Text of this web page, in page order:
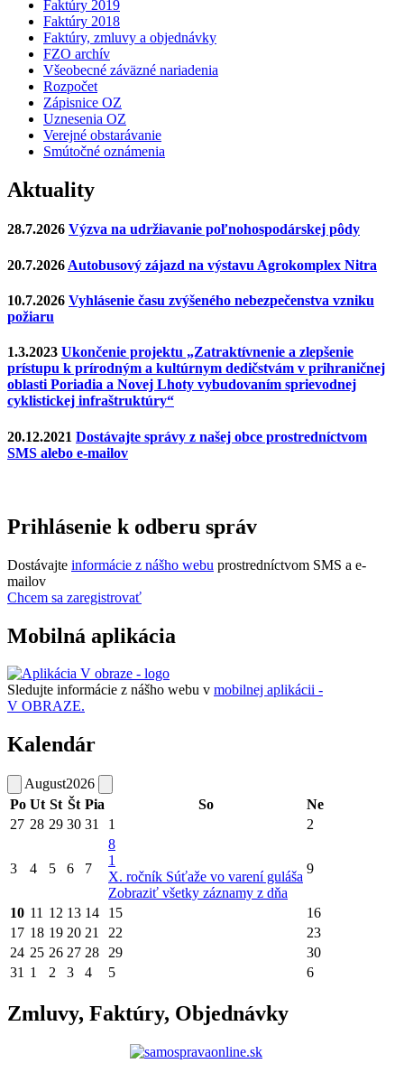
Faktúry 2019
Faktúry 2018
Faktúry, zmluvy a objednávky
FZO archív
Všeobecné záväzné nariadenia
Rozpočet
Zápisnice OZ
Uznesenia OZ
Verejné obstarávanie
Smútočné oznámenia
Aktuality
28.7.2026 Výzva na udržiavanie poľnohospodárskej pôdy
20.7.2026 Autobusový zájazd na výstavu Agrokomplex Nitra
10.7.2026 Vyhlásenie času zvýšeného nebezpečenstva vzniku
požiaru
1.3.2023 Ukončenie projektu „Zatraktívnenie a zlepšenie
prístupu k prírodným a kultúrnym dedičstvám v prihraničnej
oblasti Poriadia a Novej Lhoty vybudovaním sprievodnej
cyklistickej infraštruktúry“
20.12.2021 Dostávajte správy z našej obce prostredníctvom
SMS alebo e-mailov
Prihlásenie k odberu správ
Dostávajte informácie z nášho webu prostredníctvom SMS a e-
mailov
Chcem sa zaregistrovať
Mobilná aplikácia
Sledujte informácie z nášho webu v mobilnej aplikácii -
V OBRAZE.
Kalendár
August2026
Po Ut St Št Pia So
Ne
27 28 29 30 31 1 2
3 4 5 6 7
8
1
X. ročník Súťaže vo varení guláša
Zobraziť všetky záznamy z dňa
9
10 11 12 13 14 15
16
17 18 19 20 21 22
23
24 25 26 27 28 29
30
31 1 2 3 4 5 6
Zmluvy, Faktúry, Objednávky